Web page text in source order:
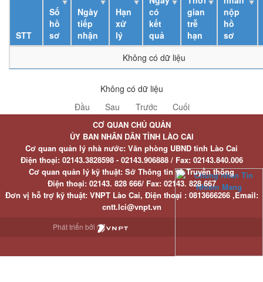
STT
Số
hồ
sơ
Ngày
tiếp
nhận
Hạn
xử
lý
có
kết
quả
gian
trễ
hạn
nộp
hồ
sơ
Không có dữ liệu
Không có dữ liệu
Đầu
Sau Trước Cuối
CƠ QUAN CHỦ QUẢN
ỦY BAN NHÂN DÂN TỈNH LÀO CAI
Cơ quan quản lý nhà nước: Văn phòng UBND tỉnh Lào Cai
Điện thoại:02143.3828598 - 02143.906888 / Fax:02143.840.006
Cơ quan quản lý kỹ thuật: Sở Thông tin và Truyền thông
Điện thoại:02143. 828 666/ Fax:02143. 828 667
Đơn vị hỗ trợ kỹ thuật: VNPT Lào Cai, Điện thoại : 0813666266 ,Email:
cntt.lci@vnpt.vn
Phát triển bởi